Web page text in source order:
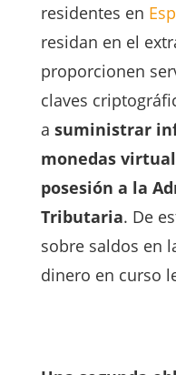
residentes en
residan en el
proporcionen
claves
a suministrar
monedas
posesión a la
Tributaria. De
sobre saldos en
dinero en curso